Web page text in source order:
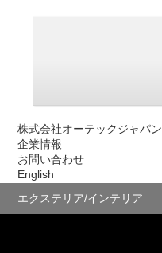
株式会社オーテックジャパン
企業情報
お問い合わせ
English
エクステリア/インテリア